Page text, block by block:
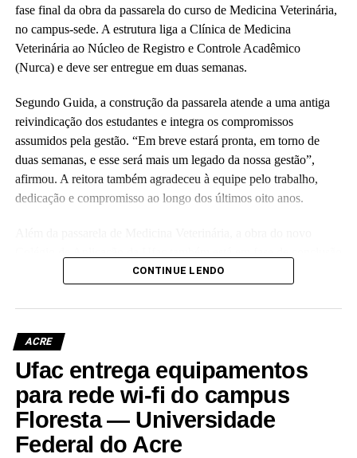
fase final da obra da passarela do curso de Medicina Veterinária,
no campus-sede. A estrutura liga a Clínica de Medicina
Veterinária ao Núcleo de Registro e Controle Acadêmico
(Nurca) e deve ser entregue em duas semanas.
Segundo Guida, a construção da passarela atende a uma antiga
reivindicação dos estudantes e integra os compromissos
assumidos pela gestão. “Em breve estará pronta, em torno de
duas semanas, e esse será mais um legado da nossa gestão”,
afirmou. A reitora também agradeceu à equipe pelo trabalho,
dedicação e compromisso ao longo dos últimos oito anos.
e deve ser entregue em breve.
superior da Ufac.
Leia Mais: UFAC
CONTINUE LENDO
ACRE
Ufac entrega equipamentos
para rede wi-fi do campus
Floresta — Universidade
Federal do Acre